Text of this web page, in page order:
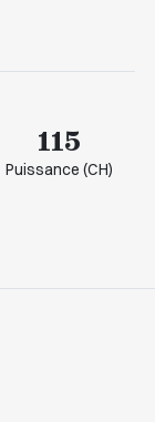
115
Puissance (CH)